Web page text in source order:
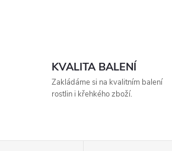
KVALITA BALENÍ
Zakládáme si na kvalitním balení
rostlin i křehkého zboží.